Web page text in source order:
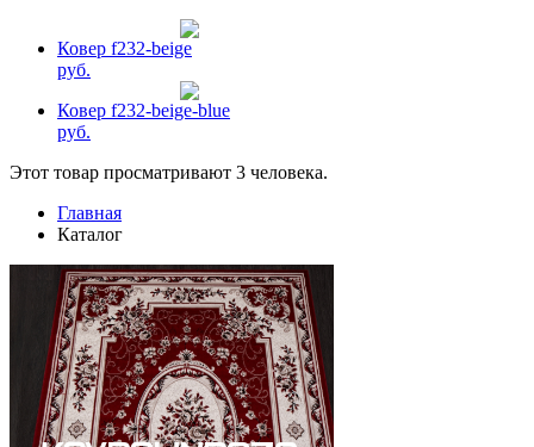
Ковер f232-beige
руб.
Ковер f232-beige-blue
руб.
Этот товар просматривают 3 человека.
Главная
Каталог